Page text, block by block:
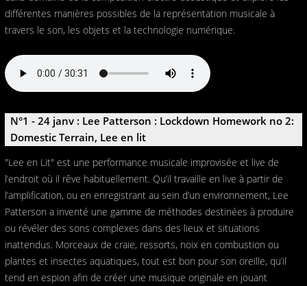
différentes manières possibles de la représentation musicale à
travers le son, les objets et la technologie numérique.
N°1 - 24 janv : Lee Patterson : Lockdown Homework no 2:
Domestic Terrain, Lee en lit
"Lee en Lit" est une performance musicale improvisée et live de
l’endroit où il rêve habituellement. Qu’il travaille en live à partir de
l’amplification, ou en enregistrant au sein d’un environnement, Lee
Patterson a inventé une gamme de méthodes destinées à produire
ou révéler des sons complexes dans des lieux et situations
inattendus. Morceaux de craie, ressorts, noix en combustion ou
plantes et insectes aquatiques, tout est bon pour son oreille, qu’il
tend en espion afin de créer une musique originale en jouant